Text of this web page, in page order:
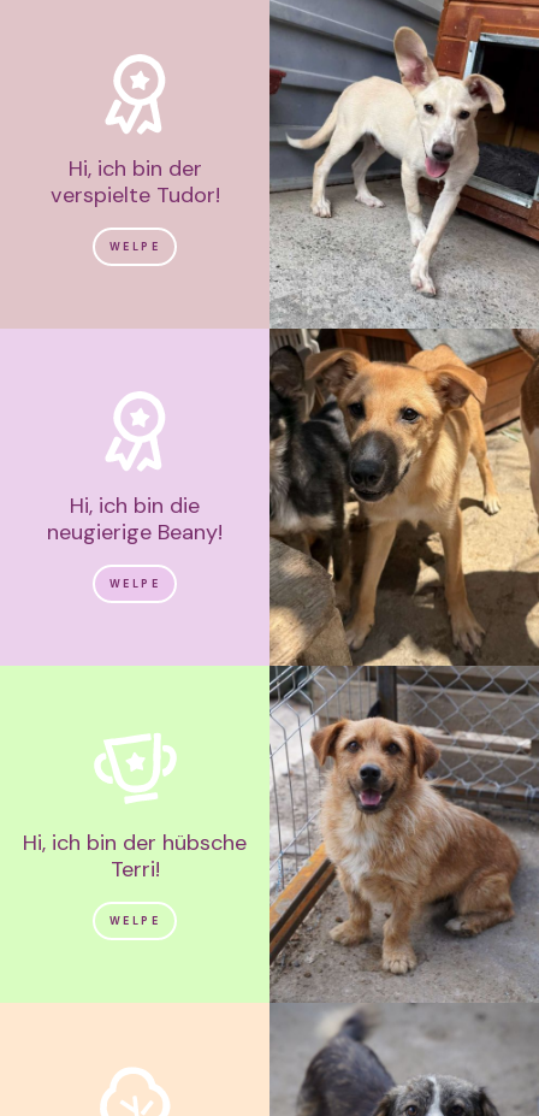
Hi, ich bin der
verspielte Tudor!
WELPE
Hi, ich bin die
neugierige Beany!
WELPE
Hi, ich bin der hübsche
Terri!
WELPE